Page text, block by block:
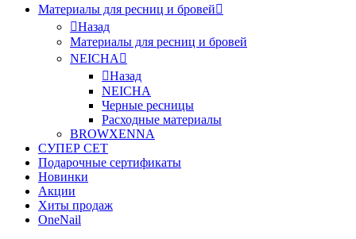
Материалы для ресниц и бровей
Назад
Материалы для ресниц и бровей
NEICHA
Назад
NEICHA
Черные ресницы
Расходные материалы
BROWXENNA
СУПЕР СЕТ
Подарочные сертификаты
Новинки
Акции
Хиты продаж
OneNail